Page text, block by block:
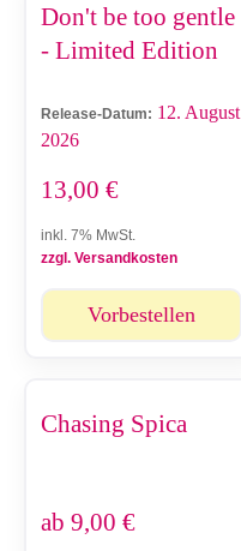
Don't be too gentle
- Limited Edition
Release-Datum: 12. August
2026
13,00 €
inkl. 7% MwSt.
zzgl. Versandkosten
Vorbestellen
Chasing Spica
ab 9,00 €